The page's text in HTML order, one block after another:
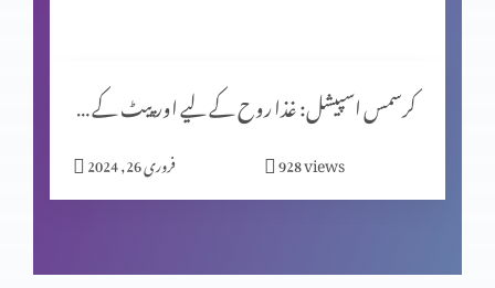
زندگی ایک پیغام ہے
کرسمس اسپیشل: غذا روح کے لیے اور پیٹ کے لیے؟
فروری 26, 2024 928views